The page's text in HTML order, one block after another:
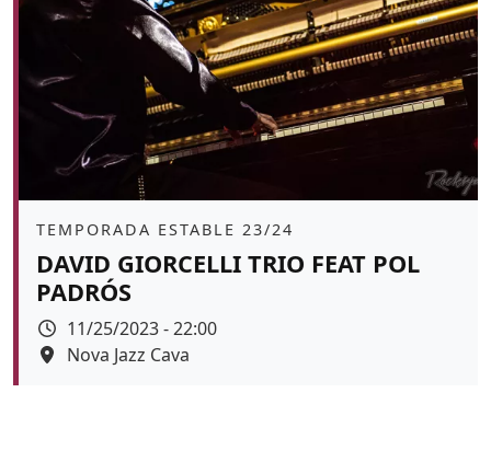
Àmbit
TEMPORADA ESTABLE 23/24
DAVID GIORCELLI TRIO FEAT POL
PADRÓS
Data
11/25/2023 - 22:00
Espai
Nova Jazz Cava